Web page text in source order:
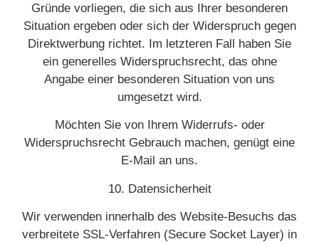
Gründe vorliegen, die sich aus Ihrer besonderen
Situation ergeben oder sich der Widerspruch gegen
Direktwerbung richtet. Im letzteren Fall haben Sie
ein generelles Widerspruchsrecht, das ohne
Angabe einer besonderen Situation von uns
umgesetzt wird.
Möchten Sie von Ihrem Widerrufs- oder
Widerspruchsrecht Gebrauch machen, genügt eine
E-Mail an uns.
10. Datensicherheit
Wir verwenden innerhalb des Website-Besuchs das
verbreitete SSL-Verfahren (Secure Socket Layer) in